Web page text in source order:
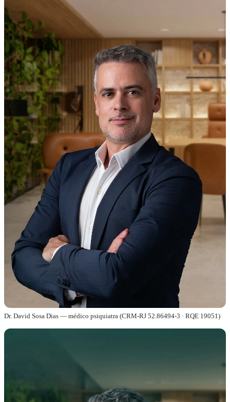
Dr. David Sosa Dias — médico psiquiatra (CRM-RJ 52.86494-3 · RQE 19051)